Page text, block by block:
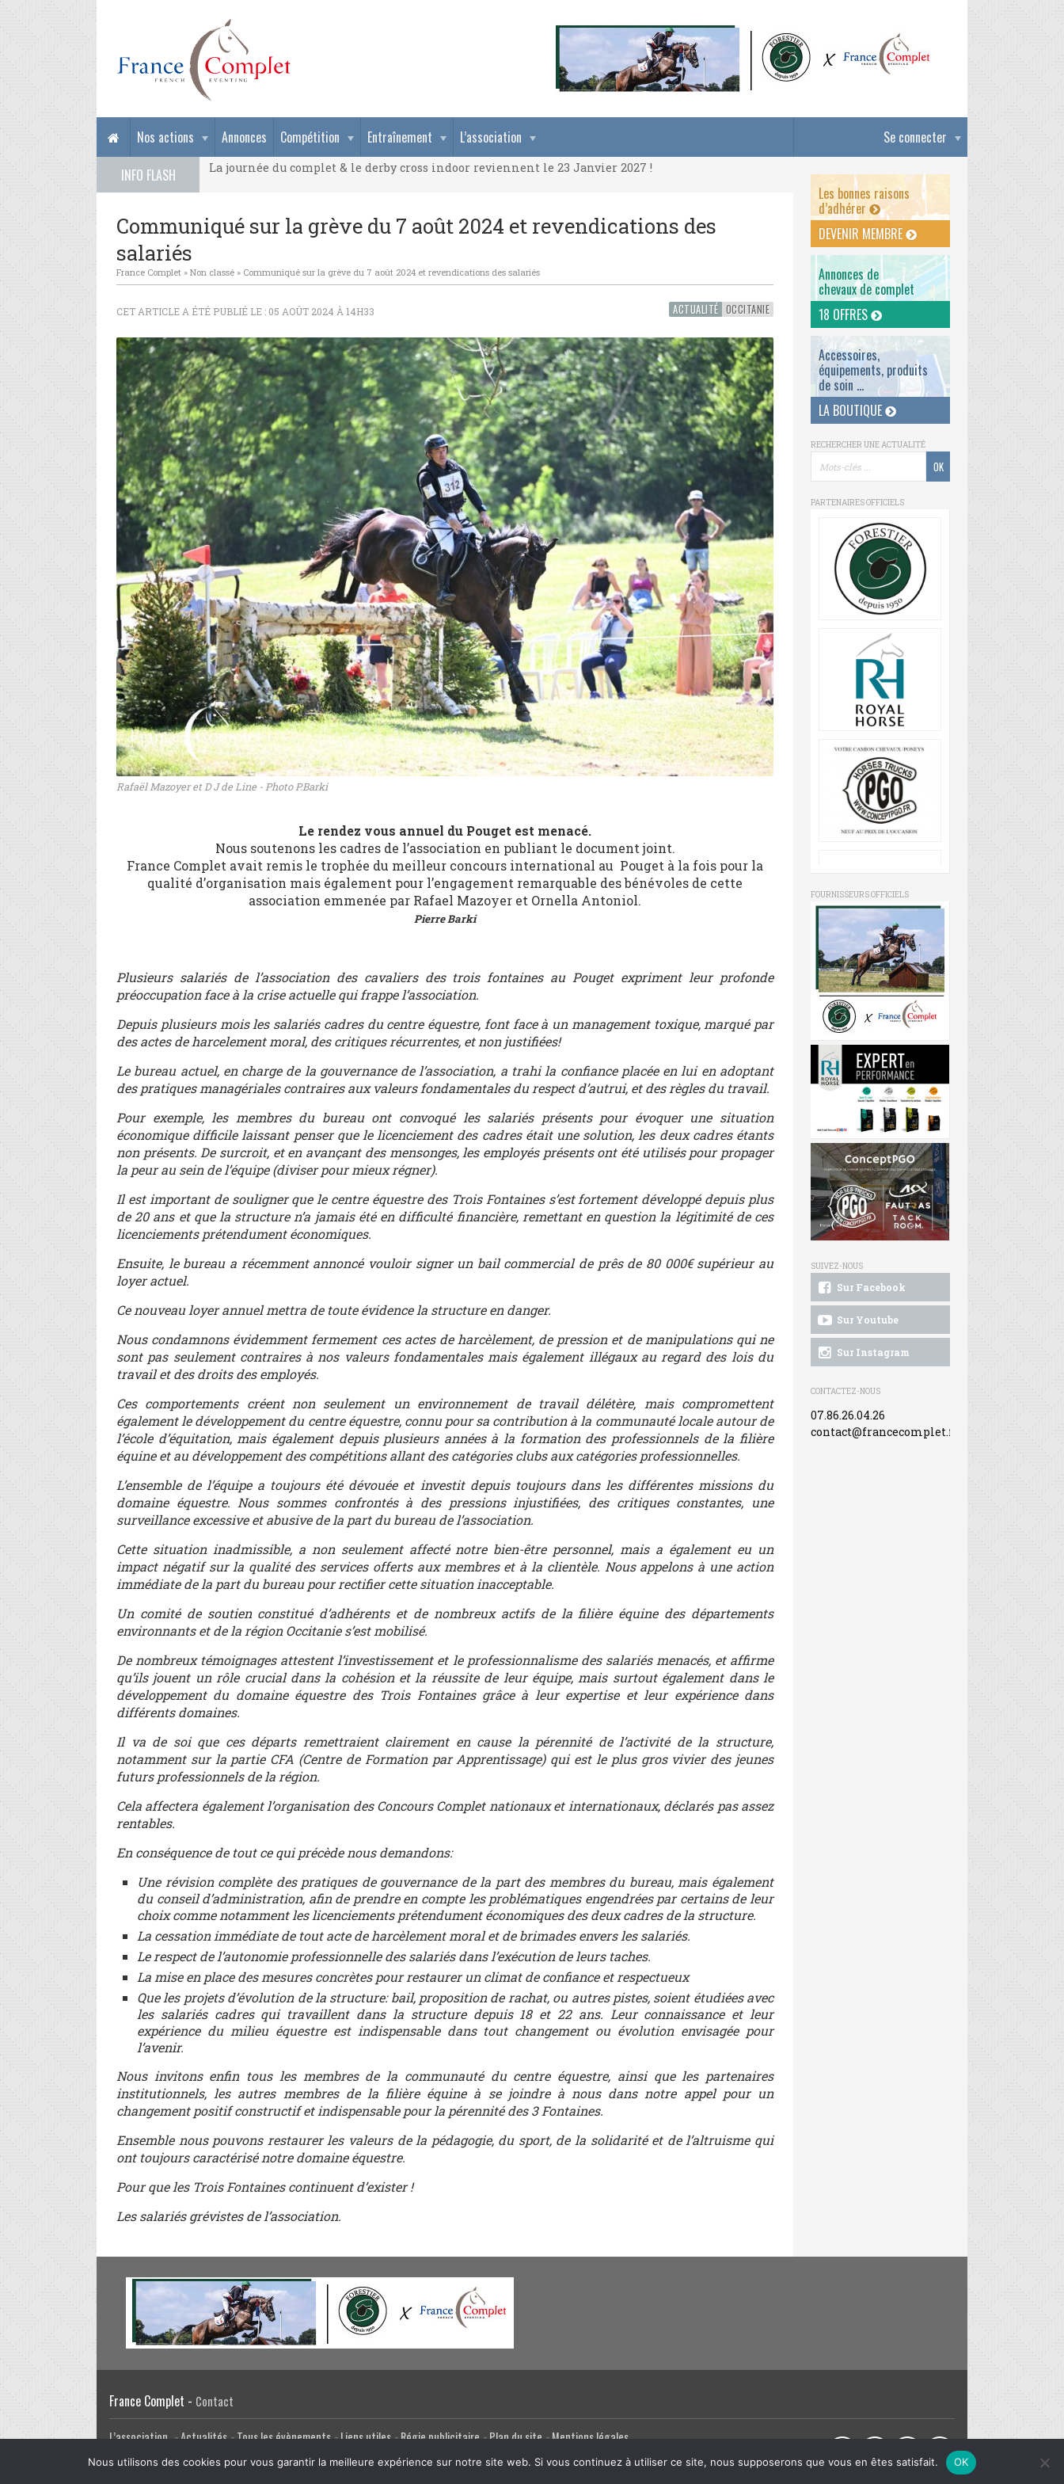
Se connecter
Nos actions Annonces Compétition Entraînement
L’association
INFO FLASH
La journée du complet & le derby cross indoor reviennent le 23 Janvier 2027 !
La journée du complet & le derby cross indoor reviennent le 23 Janvier 2027 !
Communiqué sur la grève du 7 août 2024 et revendications des
salariés
France Complet » Non classé » Communiqué sur la grève du 7 août 2024 et revendications des salariés
ACTUALITÉ OCCITANIE
CET ARTICLE A ÉTÉ PUBLIÉ LE : 05 AOÛT 2024 À 14H33
Rafaël Mazoyer et D J de Line - Photo P.Barki
Le rendez vous annuel du Pouget est menacé.
Nous soutenons les cadres de l’association en publiant le document joint.
France Complet avait remis le trophée du meilleur concours international au Pouget à la fois pour la
qualité d’organisation mais également pour l’engagement remarquable des bénévoles de cette
association emmenée par Rafael Mazoyer et Ornella Antoniol.
Pierre Barki
Plusieurs salariés de l’association des cavaliers des trois fontaines au Pouget expriment leur profonde
préoccupation face à la crise actuelle qui frappe l’association.
Depuis plusieurs mois les salariés cadres du centre équestre, font face à un management toxique, marqué par
des actes de harcelement moral, des critiques récurrentes, et non justifiées!
Le bureau actuel, en charge de la gouvernance de l’association, a trahi la confiance placée en lui en adoptant
des pratiques managériales contraires aux valeurs fondamentales du respect d’autrui, et des règles du travail.
Pour exemple, les membres du bureau ont convoqué les salariés présents pour évoquer une situation
économique difficile laissant penser que le licenciement des cadres était une solution, les deux cadres étants
non présents. De surcroit, et en avançant des mensonges, les employés présents ont été utilisés pour propager
la peur au sein de l’équipe (diviser pour mieux régner).
Il est important de souligner que le centre équestre des Trois Fontaines s’est fortement développé depuis plus
de 20 ans et que la structure n’a jamais été en difficulté financière, remettant en question la légitimité de ces
licenciements prétendument économiques.
Ensuite, le bureau a récemment annoncé vouloir signer un bail commercial de prês de 80 000€ supérieur au
loyer actuel.
Ce nouveau loyer annuel mettra de toute évidence la structure en danger.
Nous condamnons évidemment fermement ces actes de harcèlement, de pression et de manipulations qui ne
sont pas seulement contraires à nos valeurs fondamentales mais également illégaux au regard des lois du
travail et des droits des employés.
Ces comportements créent non seulement un environnement de travail délétère, mais compromettent
également le développement du centre équestre, connu pour sa contribution à la communauté locale autour de
l’école d’équitation, mais également depuis plusieurs années à la formation des professionnels de la filière
équine et au développement des compétitions allant des catégories clubs aux catégories professionnelles.
L’ensemble de l’équipe a toujours été dévouée et investit depuis toujours dans les différentes missions du
domaine équestre. Nous sommes confrontés à des pressions injustifiées, des critiques constantes, une
surveillance excessive et abusive de la part du bureau de l’association.
Cette situation inadmissible, a non seulement affecté notre bien-être personnel, mais a également eu un
impact négatif sur la qualité des services offerts aux membres et à la clientèle. Nous appelons à une action
immédiate de la part du bureau pour rectifier cette situation inacceptable.
Un comité de soutien constitué d’adhérents et de nombreux actifs de la filière équine des départements
environnants et de la région Occitanie s’est mobilisé.
De nombreux témoignages attestent l’investissement et le professionnalisme des salariés menacés, et affirme
qu’ils jouent un rôle crucial dans la cohésion et la réussite de leur équipe, mais surtout également dans le
développement du domaine équestre des Trois Fontaines grâce à leur expertise et leur expérience dans
différents domaines.
Il va de soi que ces départs remettraient clairement en cause la pérennité de l’activité de la structure,
notamment sur la partie CFA (Centre de Formation par Apprentissage) qui est le plus gros vivier des jeunes
futurs professionnels de la région.
Cela affectera également l’organisation des Concours Complet nationaux et internationaux, déclarés pas assez
rentables.
En conséquence de tout ce qui précède nous demandons:
Une révision complète des pratiques de gouvernance de la part des membres du bureau, mais également
du conseil d’administration, afin de prendre en compte les problématiques engendrées par certains de leur
choix comme notamment les licenciements prétendument économiques des deux cadres de la structure.
La cessation immédiate de tout acte de harcèlement moral et de brimades envers les salariés.
Le respect de l’autonomie professionnelle des salariés dans l’exécution de leurs taches.
La mise en place des mesures concrètes pour restaurer un climat de confiance et respectueux
Que les projets d’évolution de la structure: bail, proposition de rachat, ou autres pistes, soient étudiées avec
les salariés cadres qui travaillent dans la structure depuis 18 et 22 ans. Leur connaissance et leur
expérience du milieu équestre est indispensable dans tout changement ou évolution envisagée pour
l’avenir.
Nous invitons enfin tous les membres de la communauté du centre équestre, ainsi que les partenaires
institutionnels, les autres membres de la filière équine à se joindre à nous dans notre appel pour un
changement positif constructif et indispensable pour la pérennité des 3 Fontaines.
Ensemble nous pouvons restaurer les valeurs de la pédagogie, du sport, de la solidarité et de l’altruisme qui
ont toujours caractérisé notre domaine équestre.
Pour que les Trois Fontaines continuent d’exister !
Les salariés grévistes de l’association.
Les bonnes raisons
d’adhérer
DEVENIR MEMBRE
Annonces de
chevaux de complet
18 OFFRES
Accessoires,
équipements, produits
de soin ...
LA BOUTIQUE
RECHERCHER UNE ACTUALITÉ
PARTENAIRES OFFICIELS
FOURNISSEURS OFFICIELS
SUIVEZ-NOUS
Sur Facebook
Sur Youtube
Sur Instagram
CONTACTEZ-NOUS
07.86.26.04.26
contact@francecomplet.fr
France Complet - Contact
L’association Actualités Tous les évènements Liens utiles Régie publicitaire Plan du site Mentions légales
CRÉATION DU SITE INTERNET
Nous utilisons des cookies pour vous garantir la meilleure expérience sur notre site web. Si vous continuez à utiliser ce site, nous supposerons que vous en êtes satisfait. OK